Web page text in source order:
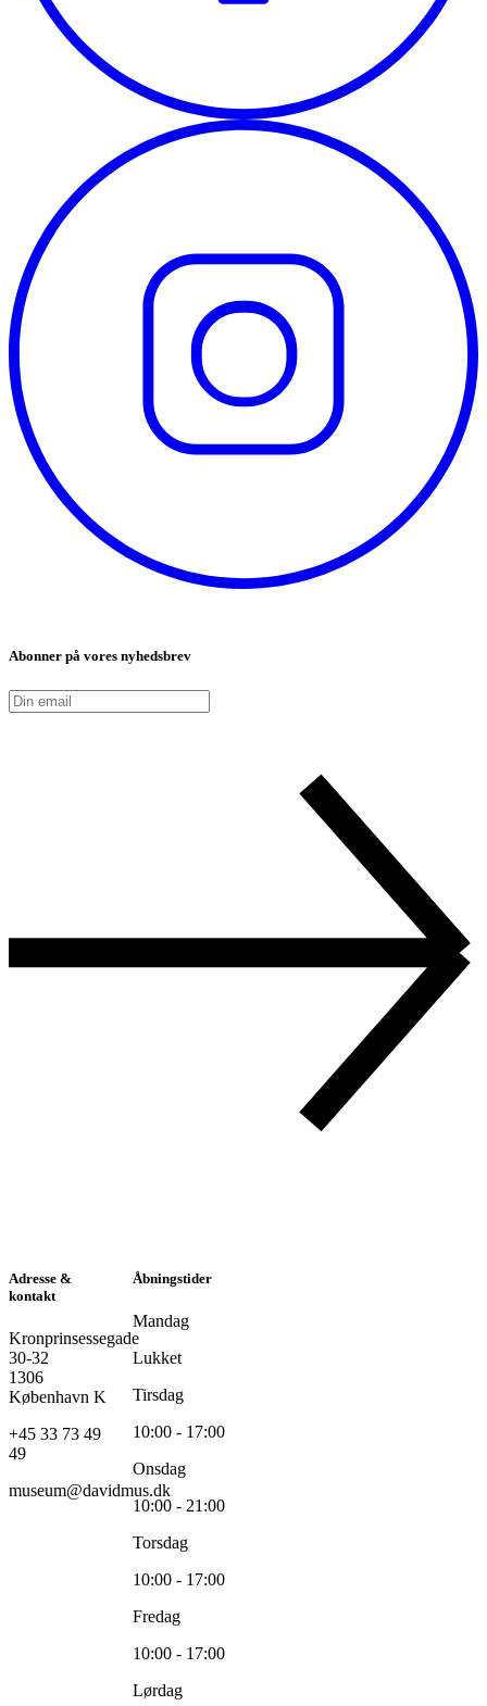
Abonner på vores nyhedsbrev
Adresse &
kontakt
Kronprinsessegade
30-32
1306
København K
+45 33 73 49
49
museum@davidmus.dk
Åbningstider
Mandag
Lukket
Tirsdag
10:00 - 17:00
Onsdag
10:00 - 21:00
Torsdag
10:00 - 17:00
Fredag
10:00 - 17:00
Lørdag